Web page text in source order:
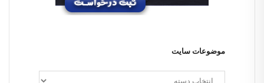
موضوعات سایت